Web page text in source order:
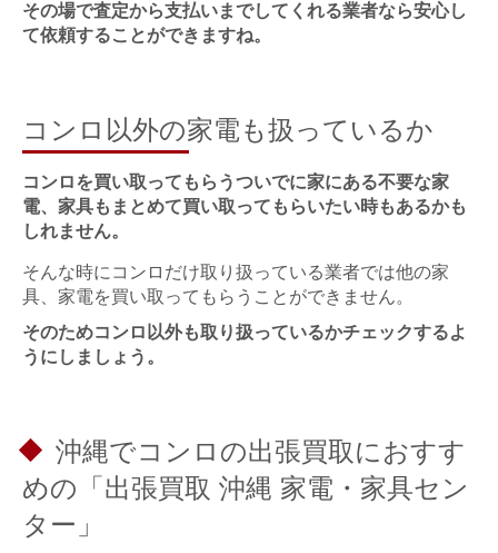
その場で査定から支払いまでしてくれる業者なら安心し
て依頼することができますね。
コンロ以外の家電も扱っているか
コンロを買い取ってもらうついでに家にある不要な家
電、家具もまとめて買い取ってもらいたい時もあるかも
しれません。
そんな時にコンロだけ取り扱っている業者では他の家
具、家電を買い取ってもらうことができません。
そのためコンロ以外も取り扱っているかチェックするよ
うにしましょう。
沖縄でコンロの出張買取におすす
めの「出張買取 沖縄 家電・家具セン
ター」